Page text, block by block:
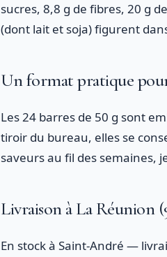
sucres, 8,8 g de fibres, 20 g
(dont lait et soja) figurent
Un format pratique
Les 24 barres de 50 g sont
tiroir du bureau, elles se
saveurs au fil des semaines,
Livraison à La Réunion
En stock à Saint-André —